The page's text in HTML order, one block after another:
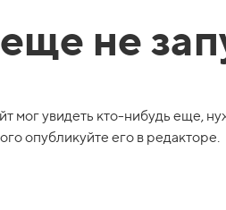
не
мог увидеть кто-нибудь еще,
опубликуйте его в редакторе.